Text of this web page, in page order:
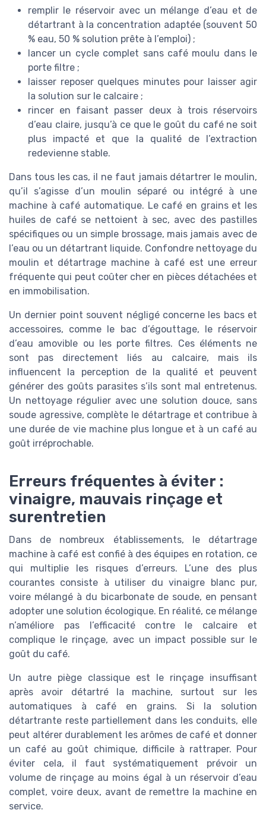
remplir le réservoir avec un mélange d’eau et de
détartrant à la concentration adaptée (souvent 50
% eau, 50 % solution prête à l’emploi) ;
lancer un cycle complet sans café moulu dans le
porte filtre ;
laisser reposer quelques minutes pour laisser agir
la solution sur le calcaire ;
rincer en faisant passer deux à trois réservoirs
d’eau claire, jusqu’à ce que le goût du café ne soit
plus impacté et que la qualité de l’extraction
redevienne stable.
Dans tous les cas, il ne faut jamais détartrer le moulin,
qu’il s’agisse d’un moulin séparé ou intégré à une
machine à café automatique. Le café en grains et les
huiles de café se nettoient à sec, avec des pastilles
spécifiques ou un simple brossage, mais jamais avec de
l’eau ou un détartrant liquide. Confondre nettoyage du
moulin et détartrage machine à café est une erreur
fréquente qui peut coûter cher en pièces détachées et
en immobilisation.
Un dernier point souvent négligé concerne les bacs et
accessoires, comme le bac d’égouttage, le réservoir
d’eau amovible ou les porte filtres. Ces éléments ne
sont pas directement liés au calcaire, mais ils
influencent la perception de la qualité et peuvent
générer des goûts parasites s’ils sont mal entretenus.
Un nettoyage régulier avec une solution douce, sans
soude agressive, complète le détartrage et contribue à
une durée de vie machine plus longue et à un café au
goût irréprochable.
Erreurs fréquentes à éviter :
vinaigre, mauvais rinçage et
surentretien
Dans de nombreux établissements, le détartrage
machine à café est confié à des équipes en rotation, ce
qui multiplie les risques d’erreurs. L’une des plus
courantes consiste à utiliser du vinaigre blanc pur,
voire mélangé à du bicarbonate de soude, en pensant
adopter une solution écologique. En réalité, ce mélange
n’améliore pas l’efficacité contre le calcaire et
complique le rinçage, avec un impact possible sur le
goût du café.
Un autre piège classique est le rinçage insuffisant
après avoir détartré la machine, surtout sur les
automatiques à café en grains. Si la solution
détartrante reste partiellement dans les conduits, elle
peut altérer durablement les arômes de café et donner
un café au goût chimique, difficile à rattraper. Pour
éviter cela, il faut systématiquement prévoir un
volume de rinçage au moins égal à un réservoir d’eau
complet, voire deux, avant de remettre la machine en
service.